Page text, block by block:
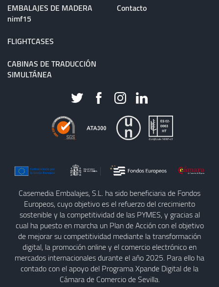
EMBALAJES DE MADERA
nimf15
FLIGHTCASES
CABINAS DE TRADUCCIÓN
SIMULTÁNEA
Contacto
Casemedia Embalajes, S.L. ha sido beneficiaria de Fondos
Europeos, cuyo objetivo es el refuerzo del crecimiento
sostenible y la competitividad de las PYMES, y gracias al
cual ha puesto en marcha un Plan de Acción con el objetivo
de mejorar su competitividad mediante la transformación
digital, la promoción online y el comercio electrónico en
mercados internacionales durante el año 2025. Para ello ha
contado con el apoyo del Programa Xpande Digital de la
Cámara de Comercio de Sevilla.